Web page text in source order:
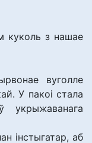
куколь з нашае
вуголле
У пакоі стала
укрыжаванага
інстыгатар, аб